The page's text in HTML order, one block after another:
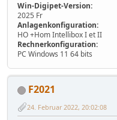
Win-Digipet-Version:
2025 Fr
Anlagenkonfiguration:
HO +Hom Intellibox I et II
Rechnerkonfiguration:
PC Windows 11 64 bits
F2021
24. Februar 2022, 20:02:08